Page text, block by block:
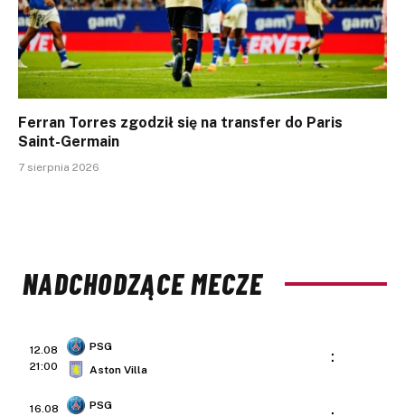
Ferran Torres zgodził się na transfer do Paris
Saint-Germain
7 sierpnia 2026
NADCHODZĄCE MECZE
12.08
21:00
PSG
Aston Villa
:
16.08
PSG